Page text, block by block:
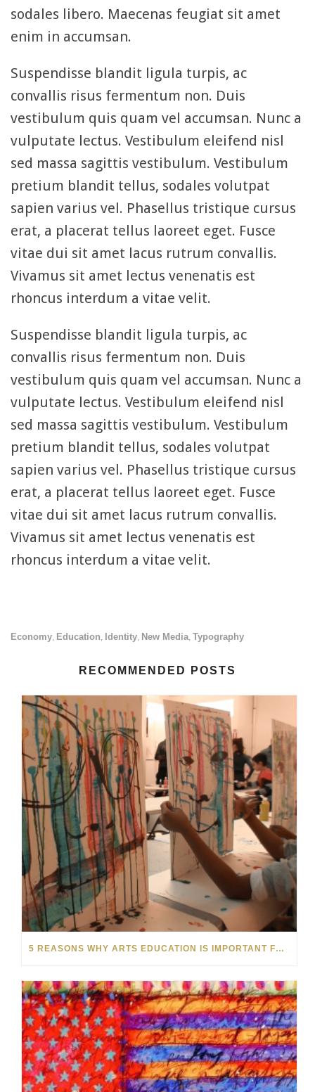
sodales libero. Maecenas feugiat sit amet
enim in accumsan.
Suspendisse blandit ligula turpis, ac
convallis risus fermentum non. Duis
vestibulum quis quam vel accumsan. Nunc a
vulputate lectus. Vestibulum eleifend nisl
sed massa sagittis vestibulum. Vestibulum
pretium blandit tellus, sodales volutpat
sapien varius vel. Phasellus tristique cursus
erat, a placerat tellus laoreet eget. Fusce
vitae dui sit amet lacus rutrum convallis.
Vivamus sit amet lectus venenatis est
rhoncus interdum a vitae velit.
Suspendisse blandit ligula turpis, ac
convallis risus fermentum non. Duis
vestibulum quis quam vel accumsan. Nunc a
vulputate lectus. Vestibulum eleifend nisl
sed massa sagittis vestibulum. Vestibulum
pretium blandit tellus, sodales volutpat
sapien varius vel. Phasellus tristique cursus
erat, a placerat tellus laoreet eget. Fusce
vitae dui sit amet lacus rutrum convallis.
Vivamus sit amet lectus venenatis est
rhoncus interdum a vitae velit.
Economy, Education, Identity, New Media, Typography
RECOMMENDED POSTS
5 REASONS WHY ARTS EDUCATION IS IMPORTANT FOR EVERYONE